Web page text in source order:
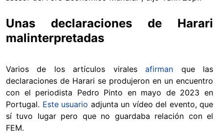
Unas declaraciones de Harari
malinterpretadas
Varios de los artículos viralesafirman que las
declaraciones de Harari se produjeron en un encuentro
con el periodista Pedro Pinto en mayo de 2023 en
Portugal. Este usuario adjunta un vídeo del evento, que
sí tuvo lugar pero que no guardaba relación con el
FEM.